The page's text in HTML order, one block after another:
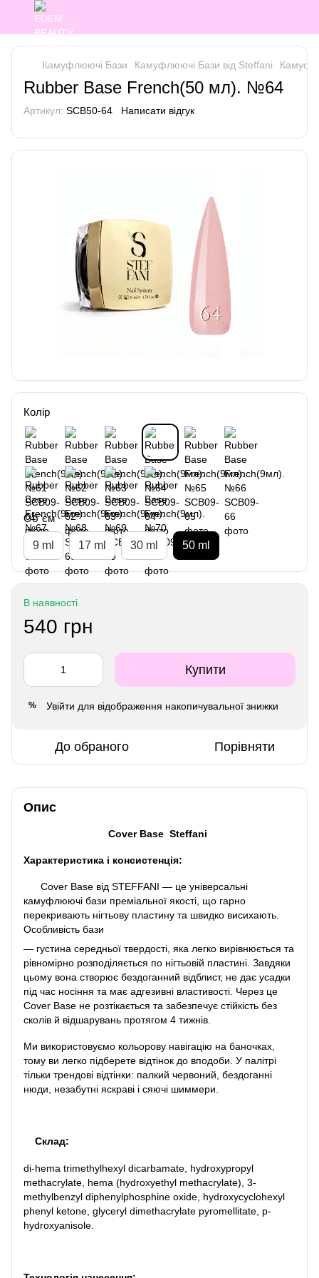
Камуфлюючі Бази Камуфлюючі Бази від Steffani
Rubber Base French(50 мл). №64
Артикул: SCB50-64 Написати відгук
Колір
Об`єм
9 ml 17 ml 30 ml 50 ml
В наявності
540 грн
Купити
% Увійти для відображення накопичувальної знижки
До обраного Порівняти
Опис
Cover Base Steffani
Характеристика і консистенція:
Cover Base від STEFFANI — це універсальні
камуфлюючі бази преміальної якості, що гарно
перекривають нігтьову пластину та швидко висихають.
Особливість бази
— густина середньої твердості, яка легко вирівнюється та
рівномірно розподіляється по нігтьовій пластині. Завдяки
цьому вона створює бездоганний відблист, не дає усадки
під час носіння та має адгезивні властивості. Через це
Cover Base не розтікається та забезпечує стійкість без
сколів й відшарувань протягом 4 тижнів.
Ми використовуємо кольорову навігацію на баночках,
тому ви легко підберете відтінок до вподоби. У палітрі
тільки трендові відтінки: палкий червоний, бездоганні
нюди, незабутні яскраві і сяючі шиммери.
Склад:
di-hema trimethylhexyl dicarbamate, hydroxypropyl
methacrylate, hema (hydroxyethyl methacrylate), 3-
methylbenzyl diphenylphosphine oxide, hydroxycyclohexyl
phenyl ketone, glyceryl dimethacrylate pyromellitate, p-
hydroxyanisole.